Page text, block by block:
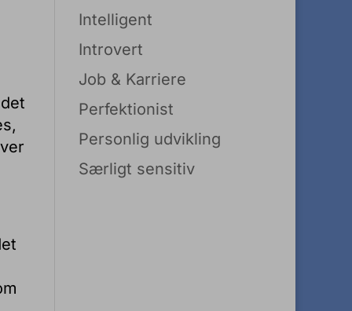
Intelligent
Introvert
Job & Karriere
Perfektionist
Personlig udvikling
Særligt sensitiv